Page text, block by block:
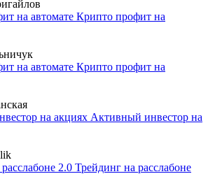
Крипто профит на
Крипто профит на
Активный инвестор на
Трейдинг на расслабоне